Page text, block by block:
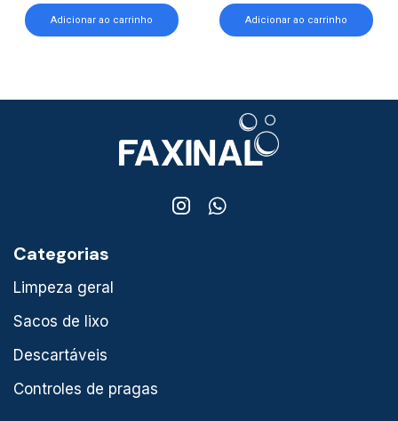
Adicionar ao carrinho Adicionar ao carrinho
Categorias
Limpeza geral
Sacos de lixo
Descartáveis
Controles de pragas